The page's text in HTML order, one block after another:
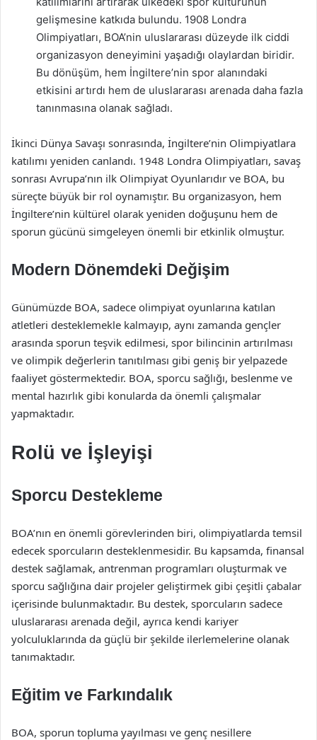
gelişmesine katkıda bulundu. 1908 Londra
Olimpiyatları, BOA’nin uluslararası düzeyde ilk ciddi
organizasyon deneyimini yaşadığı olaylardan biridir.
Bu dönüşüm, hem İngiltere’nin spor alanındaki
etkisini artırdı hem de uluslararası arenada daha fazla
tanınmasına olanak sağladı.
İkinci Dünya Savaşı sonrasında, İngiltere’nin Olimpiyatlara
katılımı yeniden canlandı. 1948 Londra Olimpiyatları, savaş
sonrası Avrupa’nın ilk Olimpiyat Oyunlarıdır ve BOA, bu
süreçte büyük bir rol oynamıştır. Bu organizasyon, hem
İngiltere’nin kültürel olarak yeniden doğuşunu hem de
sporun gücünü simgeleyen önemli bir etkinlik olmuştur.
Modern Dönemdeki Değişim
Günümüzde BOA, sadece olimpiyat oyunlarına katılan
atletleri desteklemekle kalmayıp, aynı zamanda gençler
arasında sporun teşvik edilmesi, spor bilincinin artırılması
ve olimpik değerlerin tanıtılması gibi geniş bir yelpazede
faaliyet göstermektedir. BOA, sporcu sağlığı, beslenme ve
mental hazırlık gibi konularda da önemli çalışmalar
yapmaktadır.
Rolü ve İşleyişi
Sporcu Destekleme
BOA’nın en önemli görevlerinden biri, olimpiyatlarda temsil
edecek sporcuların desteklenmesidir. Bu kapsamda, finansal
destek sağlamak, antrenman programları oluşturmak ve
sporcu sağlığına dair projeler geliştirmek gibi çeşitli çabalar
içerisinde bulunmaktadır. Bu destek, sporcuların sadece
uluslararası arenada değil, ayrıca kendi kariyer
yolculuklarında da güçlü bir şekilde ilerlemelerine olanak
tanımaktadır.
Eğitim ve Farkındalık
BOA, sporun topluma yayılması ve genç nesillere